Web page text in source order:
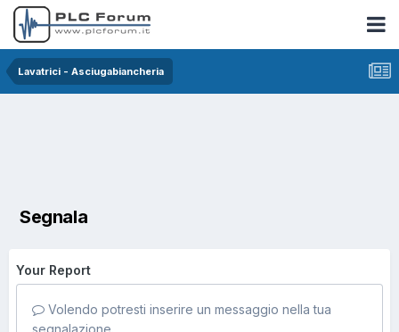
Lavatrici - Asciugabiancheria
Segnala
Your Report
Volendo potresti inserire un messaggio nella tua
segnalazione.